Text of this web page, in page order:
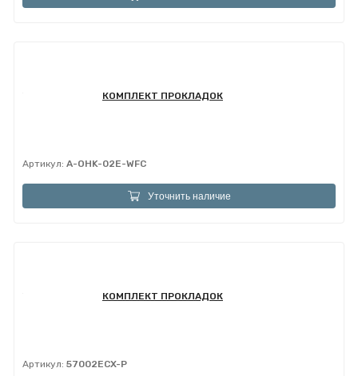
КОМПЛЕКТ ПРОКЛАДОК
Артикул: A-OHK-02E-WFC
Уточнить наличие
КОМПЛЕКТ ПРОКЛАДОК
Артикул: 57002ECX-P